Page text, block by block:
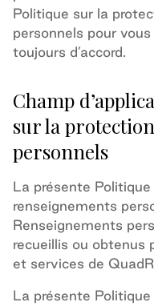
Politique sur la
personnels pour
toujours d’accord.
Champ
sur la
personnels
La présente
renseignements
Renseignements
recueillis ou obtenus
et services de
La présente